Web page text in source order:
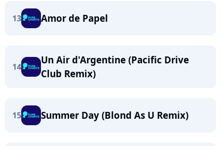
13 Amor de Papel
14
Un Air d'Argentine (Pacific Drive
Club Remix)
15 Summer Day (Blond As U Remix)